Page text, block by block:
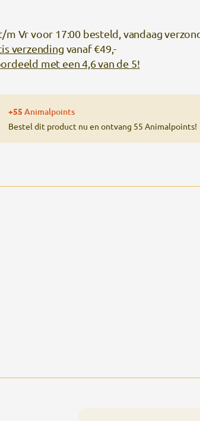
m Vr voor 17:00 besteld, vandaag
verzending vanaf €49,-
met een 4,6 van de 5!
+55 Animalpoints
Bestel dit product nu en ontvang 55 Animalpoints!